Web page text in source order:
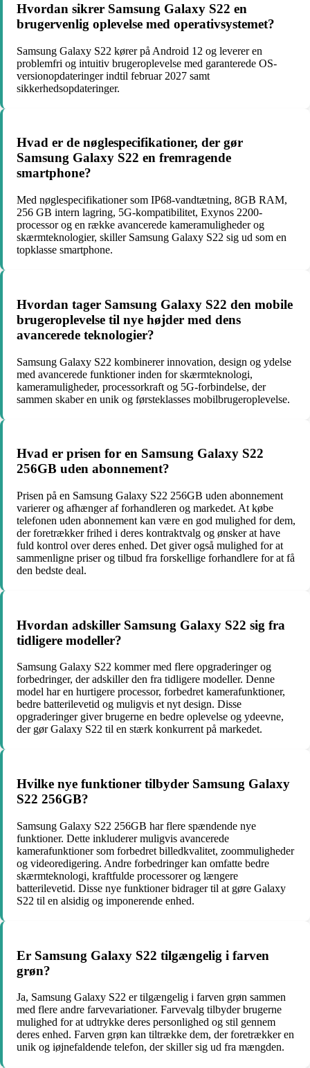
Hvordan sikrer Samsung Galaxy S22 en
brugervenlig oplevelse med operativsystemet?
Samsung Galaxy S22 kører på Android 12 og leverer en
problemfri og intuitiv brugeroplevelse med garanterede OS-
versionopdateringer indtil februar 2027 samt
sikkerhedsopdateringer.
Hvad er de nøglespecifikationer, der gør
Samsung Galaxy S22 en fremragende
smartphone?
Med nøglespecifikationer som IP68-vandtætning, 8GB RAM,
256 GB intern lagring, 5G-kompatibilitet, Exynos 2200-
processor og en række avancerede kameramuligheder og
skærmteknologier, skiller Samsung Galaxy S22 sig ud som en
topklasse smartphone.
Hvordan tager Samsung Galaxy S22 den mobile
brugeroplevelse til nye højder med dens
avancerede teknologier?
Samsung Galaxy S22 kombinerer innovation, design og ydelse
med avancerede funktioner inden for skærmteknologi,
kameramuligheder, processorkraft og 5G-forbindelse, der
sammen skaber en unik og førsteklasses mobilbrugeroplevelse.
Hvad er prisen for en Samsung Galaxy S22
256GB uden abonnement?
Prisen på en Samsung Galaxy S22 256GB uden abonnement
varierer og afhænger af forhandleren og markedet. At købe
telefonen uden abonnement kan være en god mulighed for dem,
der foretrækker frihed i deres kontraktvalg og ønsker at have
fuld kontrol over deres enhed. Det giver også mulighed for at
sammenligne priser og tilbud fra forskellige forhandlere for at få
den bedste deal.
Hvordan adskiller Samsung Galaxy S22 sig fra
tidligere modeller?
Samsung Galaxy S22 kommer med flere opgraderinger og
forbedringer, der adskiller den fra tidligere modeller. Denne
model har en hurtigere processor, forbedret kamerafunktioner,
bedre batterilevetid og muligvis et nyt design. Disse
opgraderinger giver brugerne en bedre oplevelse og ydeevne,
der gør Galaxy S22 til en stærk konkurrent på markedet.
Hvilke nye funktioner tilbyder Samsung Galaxy
S22 256GB?
Samsung Galaxy S22 256GB har flere spændende nye
funktioner. Dette inkluderer muligvis avancerede
kamerafunktioner som forbedret billedkvalitet, zoommuligheder
og videoredigering. Andre forbedringer kan omfatte bedre
skærmteknologi, kraftfulde processorer og længere
batterilevetid. Disse nye funktioner bidrager til at gøre Galaxy
S22 til en alsidig og imponerende enhed.
Er Samsung Galaxy S22 tilgængelig i farven
grøn?
Ja, Samsung Galaxy S22 er tilgængelig i farven grøn sammen
med flere andre farvevariationer. Farvevalg tilbyder brugerne
mulighed for at udtrykke deres personlighed og stil gennem
deres enhed. Farven grøn kan tiltrække dem, der foretrækker en
unik og iøjnefaldende telefon, der skiller sig ud fra mængden.